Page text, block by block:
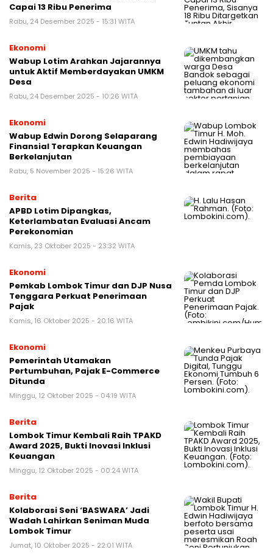
Capai 13 Ribu Penerima
Rabu, 24 Desember 2025 - 15:31 WITA
Ekonomi
Wabup Lotim Arahkan Jajarannya
untuk Aktif Memberdayakan UMKM
Desa
Rabu, 24 Desember 2025 - 10:26 WITA
Ekonomi
Wabup Edwin Dorong Selaparang
Finansial Terapkan Keuangan
Berkelanjutan
Rabu, 5 November 2025 - 15:26 WITA
Berita
APBD Lotim Dipangkas,
Keterlambatan Evaluasi Ancam
Perekonomian
Kamis, 23 Oktober 2025 - 23:32 WITA
Ekonomi
Pemkab Lombok Timur dan DJP Nusa
Tenggara Perkuat Penerimaan
Pajak
Kamis, 16 Oktober 2025 - 20:16 WITA
Ekonomi
Pemerintah Utamakan
Pertumbuhan, Pajak E-Commerce
Ditunda
Minggu, 12 Oktober 2025 - 04:19 WITA
Berita
Lombok Timur Kembali Raih TPAKD
Award 2025, Bukti Inovasi Inklusi
Keuangan
Minggu, 12 Oktober 2025 - 00:24 WITA
Berita
Kolaborasi Seni ‘BASWARA’ Jadi
Wadah Lahirkan Seniman Muda
Lombok Timur
Jumat, 10 Oktober 2025 - 22:01 WITA